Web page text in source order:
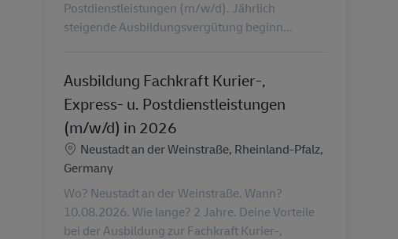
Postdienstleistungen (m/w/d). Jährlich
steigende Ausbildungsvergütung beginn...
Ausbildung Fachkraft Kurier-,
Express- u. Postdienstleistungen
(m/w/d) in 2026
Localização
Neustadt an der Weinstraße, Rheinland-Pfalz,
Germany
Wo? Neustadt an der Weinstraße. Wann?
10.08.2026. Wie lange? 2 Jahre. Deine Vorteile
bei der Ausbildung zur Fachkraft Kurier-,